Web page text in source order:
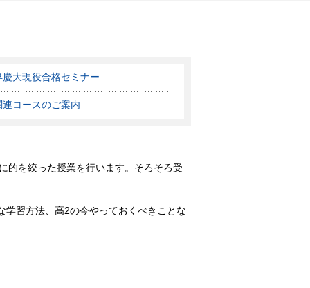
慶大現役合格セミナー
連コースのご案内
的を絞った授業を行います。そろそろ受
習方法、高2の今やっておくべきことな